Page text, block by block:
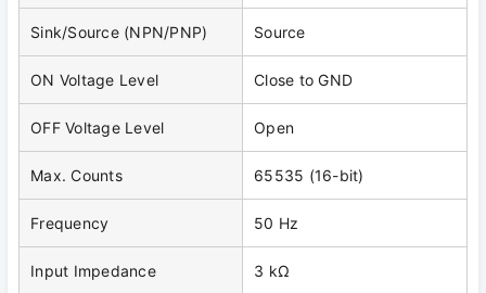
Sink/Source (NPN/PNP) Source
ON Voltage Level Close to GND
OFF Voltage Level Open
Max. Counts 65535 (16-bit)
Frequency 50 Hz
Input Impedance 3 kΩ